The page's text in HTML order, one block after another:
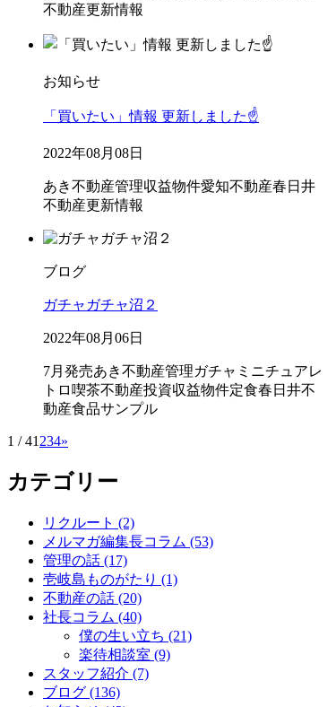
不動産更新情報
お知らせ
「買いたい」情報 更新しました☝️
2022年08月08日
あき不動産管理収益物件愛知不動産春日井
不動産更新情報
ブログ
ガチャガチャ沼２
2022年08月06日
7月発売あき不動産管理ガチャ ミニチュアレ
トロ喫茶不動産投資収益物件定食春日井不
動産食品サンプル
1 / 41 234»
カテゴリー
リクルート (2)
メルマガ編集長コラム (53)
管理の話 (17)
壱岐島ものがたり (1)
不動産の話 (20)
社長コラム (40)
僕の生い立ち (21)
楽待相談室 (9)
スタッフ紹介 (7)
ブログ (136)